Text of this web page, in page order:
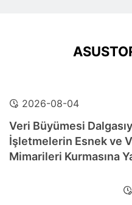
2026-08-04
Veri Büyümesi
İşletmelerin Esnek ve
Mimarileri Kurmasına